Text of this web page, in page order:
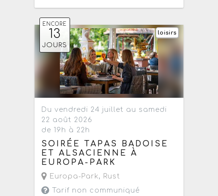
ENCORE
13
JOURS
loisirs
Du vendredi 24 juillet au samedi
22 août 2026
de 19h à 22h
SOIRÉE TAPAS BADOISE
ET ALSACIENNE À
EUROPA-PARK
Europa-Park, Rust
Tarif non communiqué